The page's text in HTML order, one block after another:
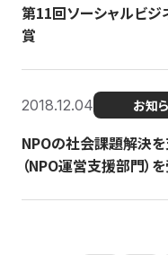
第11回ソーシャルビジ
賞
2018.12.04 お知
NPOの社会課題解決
（NPO運営支援部門）